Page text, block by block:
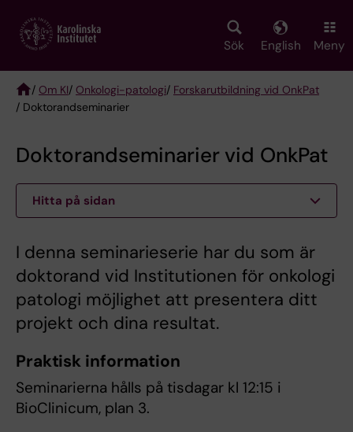
main
Sök English Meny
Breadcrumb
/ Om KI/ Onkologi-patologi/ Forskarutbildning vid OnkPat
/ Doktorandseminarier
Doktorandseminarier vid OnkPat
Hitta på sidan
I denna seminarieserie har du som är
doktorand vid Institutionen för onkologi
patologi möjlighet att presentera ditt
projekt och dina resultat.
Praktisk information
Seminarierna hålls på tisdagar kl 12:15 i
BioClinicum, plan 3.